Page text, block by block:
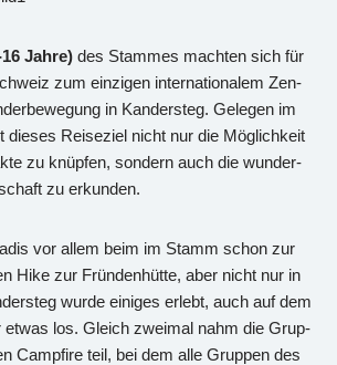
Jahre) des Stam­mes mach­ten sich für
zum ein­zi­gen in­ter­na­tio­na­lem Zen­
in Kan­der­steg. Ge­le­gen im
die­ses Rei­se­ziel nicht nur die Mög­lich­keit
zu knüp­fen, son­dern auch die wun­der­
zu er­kun­den.
vor allem beim im Stamm schon zur
Hike zur Frün­den­hüt­te, aber nicht nur in
wurde ei­ni­ges er­lebt, auch auf dem
etwas los. Gleich zwei­mal nahm die Grup­
Camp­fi­re teil, bei dem alle Grup­pen des